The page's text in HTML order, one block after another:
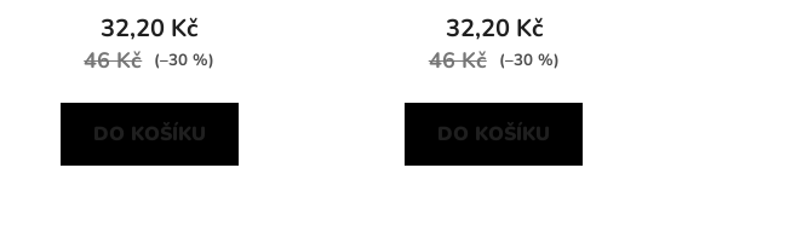
32,20 Kč
46 Kč (–30 %)
DO KOŠÍKU
32,20 Kč
46 Kč (–30 %)
DO KOŠÍKU